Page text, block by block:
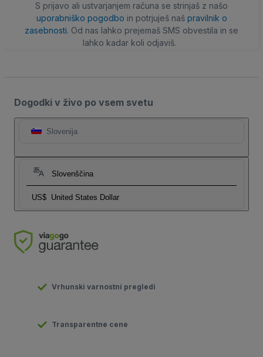
S prijavo ali ustvarjanjem računa se strinjaš z našo
uporabniško pogodbo in potrjuješ naš pravilnik o
zasebnosti. Od nas lahko prejemaš SMS obvestila in se
lahko kadar koli odjaviš.
Dogodki v živo po vsem svetu
Slovenija
Slovenščina
US$ United States Dollar
Vrhunski varnostni pregledi
Transparentne cene